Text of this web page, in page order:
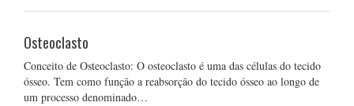
Osteoclasto
Conceito de Osteoclasto: O osteoclasto é uma das células do tecido
ósseo. Tem como função a reabsorção do tecido ósseo ao longo de
um processo denominado…